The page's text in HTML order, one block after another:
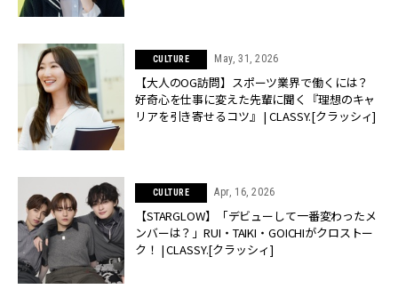
CULTURE May, 31, 2026
【大人のOG訪問】スポーツ業界で働くには？
好奇心を仕事に変えた先輩に聞く『理想のキャ
リアを引き寄せるコツ』 | CLASSY.[クラッシィ]
CULTURE Apr, 16, 2026
【STARGLOW】「デビューして一番変わったメ
ンバーは？」RUI・TAIKI・GOICHIがクロストー
ク！ | CLASSY.[クラッシィ]